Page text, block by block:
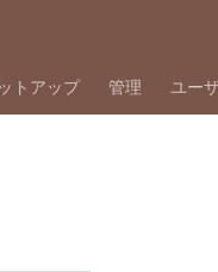
トアップ 管理 ユー